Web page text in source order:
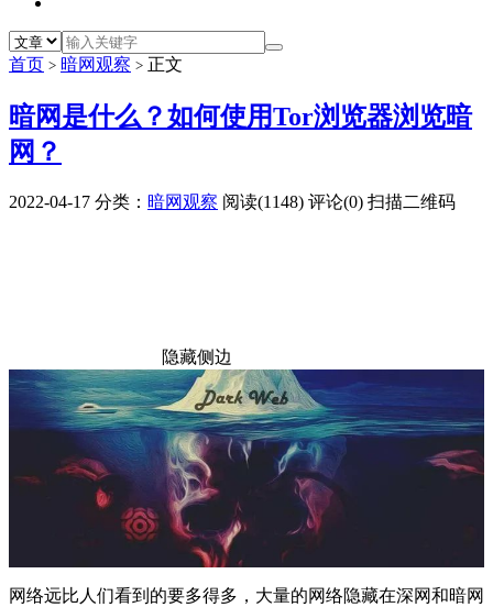
首页 > 暗网观察 > 正文
暗网是什么？如何使用Tor浏览器浏览暗
网？
2022-04-17 分类： 暗网观察 阅读(1148) 评论(0) 扫描二维码
隐藏侧边
网络远比人们看到的要多得多，大量的网络隐藏在深网和暗网